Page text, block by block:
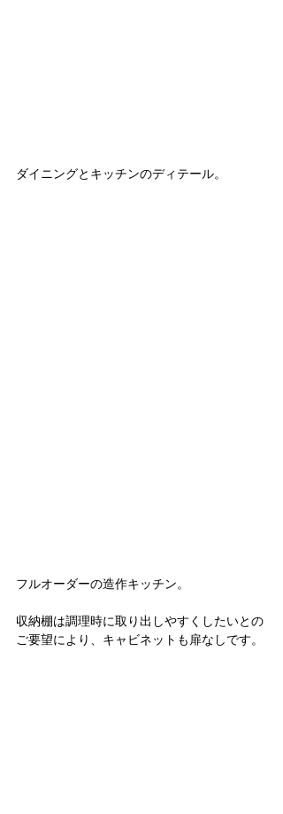
ダイニングとキッチンのディテール。
フルオーダーの造作キッチン。
収納棚は調理時に取り出しやすくしたいとの
ご要望により、キャビネットも扉なしです。